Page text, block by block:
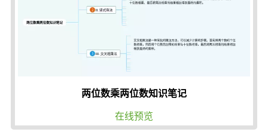
两位数乘两位数知识笔记
在线预览